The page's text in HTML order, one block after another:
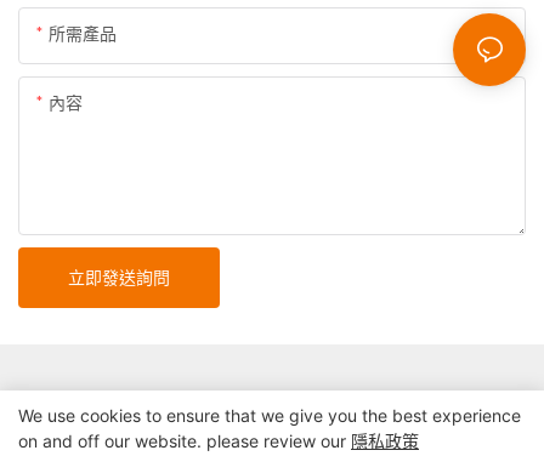
所需產品
內容
立即發送詢問
版權所有© 2025 深圳市精實自助終端系統有限公司 |
We use cookies to ensure that we give you the best experience
on and off our website. please review our 隱私政策